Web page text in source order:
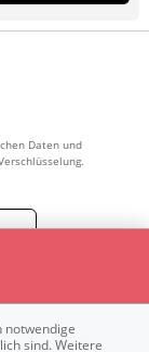
Daten und
notwendige
sind. Weitere